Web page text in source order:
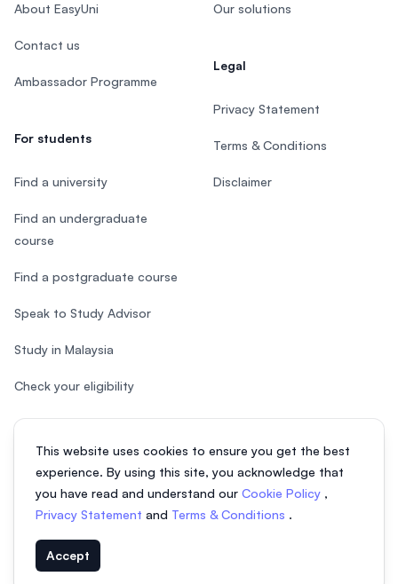
This website uses cookies to ensure you get the best
experience. By using this site, you acknowledge that
you have read and understand our Cookie Policy ,
Privacy Statement and Terms & Conditions .
Accept
About EasyUni
Contact us
Ambassador Programme
For students
Find a university
Find an undergraduate
course
Find a postgraduate course
Speak to Study Advisor
Study in Malaysia
Check your eligibility
Our solutions
Legal
Privacy Statement
Terms & Conditions
Disclaimer
© 2026 EasyUni Sdn Bhd, company registration number 200801016907
(818200-P). All rights reserved.
Indonesian